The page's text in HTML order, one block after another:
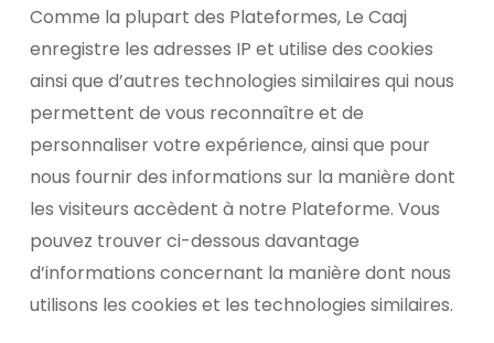
Comme la plupart des Plateformes, Le Caaj
enregistre les adresses IP et utilise des cookies
ainsi que d’autres technologies similaires qui nous
permettent de vous reconnaître et de
personnaliser votre expérience, ainsi que pour
nous fournir des informations sur la manière dont
les visiteurs accèdent à notre Plateforme. Vous
pouvez trouver ci-dessous davantage
d’informations concernant la manière dont nous
utilisons les cookies et les technologies similaires.